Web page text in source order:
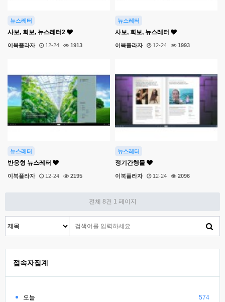
뉴스레터
사보, 회보, 뉴스레터2
이북플라자 12-24 1913
뉴스레터
사보, 회보, 뉴스레터
이북플라자 12-24 1993
뉴스레터
반응형 뉴스레터
이북플라자 12-24 2195
뉴스레터
정기간행물
이북플라자 12-24 2096
전체 8건 1 페이지
접속자집계
오늘 574